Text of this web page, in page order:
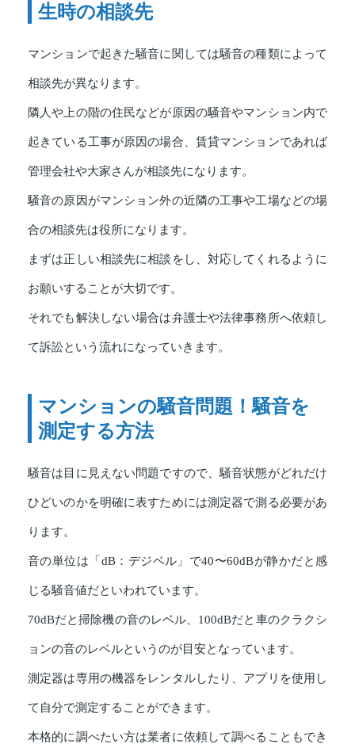
生時の相談先
マンションで起きた騒音に関しては騒音の種類によって
相談先が異なります。
隣人や上の階の住民などが原因の騒音やマンション内で
起きている工事が原因の場合、賃貸マンションであれば
管理会社や大家さんが相談先になります。
騒音の原因がマンション外の近隣の工事や工場などの場
合の相談先は役所になります。
まずは正しい相談先に相談をし、対応してくれるように
お願いすることが大切です。
それでも解決しない場合は弁護士や法律事務所へ依頼し
て訴訟という流れになっていきます。
マンションの騒音問題！騒音を
測定する方法
騒音は目に見えない問題ですので、騒音状態がどれだけ
ひどいのかを明確に表すためには測定器で測る必要があ
ります。
音の単位は「dB：デジベル」で40〜60dBが静かだと感
じる騒音値だといわれています。
70dBだと掃除機の音のレベル、100dBだと車のクラクシ
ョンの音のレベルというのが目安となっています。
測定器は専用の機器をレンタルしたり、アプリを使用し
て自分で測定することができます。
本格的に調べたい方は業者に依頼して調べることもでき